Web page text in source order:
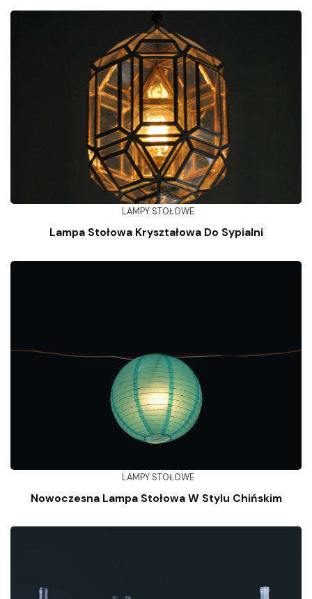
LAMPY STOŁOWE
Lampa Stołowa Kryształowa Do Sypialni
LAMPY STOŁOWE
Nowoczesna Lampa Stołowa W Stylu Chińskim